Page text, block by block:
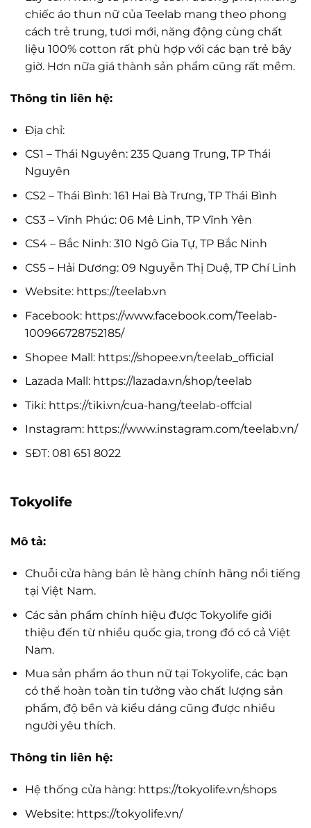
chiếc áo thun nữ của Teelab mang theo phong
cách trẻ trung, tươi mới, năng động cùng chất
liệu 100% cotton rất phù hợp với các bạn trẻ bây
giờ. Hơn nữa giá thành sản phẩm cũng rất mềm.
Thông tin liên hệ:
Địa chỉ:
CS1 – Thái Nguyên: 235 Quang Trung, TP Thái
Nguyên
CS2 – Thái Bình: 161 Hai Bà Trưng, TP Thái Bình
CS3 – Vĩnh Phúc: 06 Mê Linh, TP Vĩnh Yên
CS4 – Bắc Ninh: 310 Ngô Gia Tự, TP Bắc Ninh
CS5 – Hải Dương: 09 Nguyễn Thị Duệ, TP Chí Linh
Website: https://teelab.vn
Facebook: https://www.facebook.com/Teelab-
100966728752185/
Shopee Mall: https://shopee.vn/teelab_official
Lazada Mall: https://lazada.vn/shop/teelab
Tiki: https://tiki.vn/cua-hang/teelab-offcial
Instagram: https://www.instagram.com/teelab.vn/
SĐT: 081 651 8022
Tokyolife
Mô tả:
Chuỗi cửa hàng bán lẻ hàng chính hãng nổi tiếng
tại Việt Nam.
Các sản phẩm chính hiệu được Tokyolife giới
thiệu đến từ nhiều quốc gia, trong đó có cả Việt
Nam.
Mua sản phẩm áo thun nữ tại Tokyolife, các bạn
có thể hoàn toàn tin tưởng vào chất lượng sản
phẩm, độ bền và kiểu dáng cũng được nhiều
người yêu thích.
Thông tin liên hệ:
Hệ thống cửa hàng: https://tokyolife.vn/shops
Website: https://tokyolife.vn/